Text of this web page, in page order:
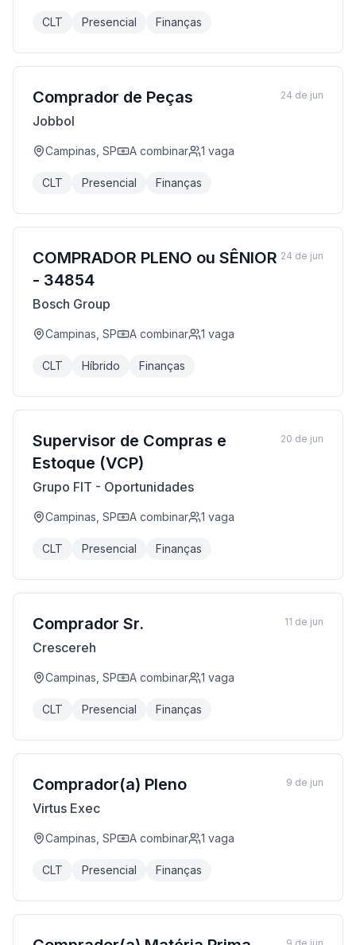
CLT Presencial Finanças
Comprador de Peças
Jobbol
Campinas, SP A combinar 1 vaga
CLT Presencial Finanças
24 de jun
COMPRADOR PLENO ou SÊNIOR
- 34854
Bosch Group
Campinas, SP A combinar 1 vaga
CLT Híbrido Finanças
24 de jun
Supervisor de Compras e
Estoque (VCP)
Grupo FIT - Oportunidades
Campinas, SP A combinar 1 vaga
CLT Presencial Finanças
20 de jun
Comprador Sr.
Crescereh
Campinas, SP A combinar 1 vaga
CLT Presencial Finanças
11 de jun
Comprador(a) Pleno
Virtus Exec
Campinas, SP A combinar 1 vaga
CLT Presencial Finanças
9 de jun